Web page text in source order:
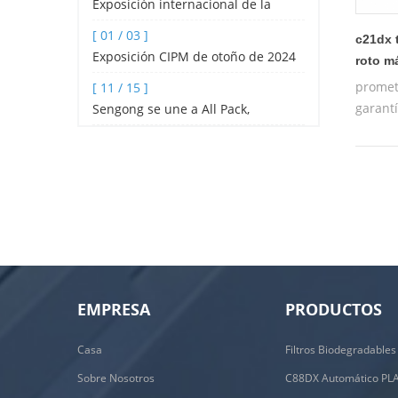
Exposición internacional de la
Shenzhen 2024
[ 01 / 03 ]
Exposición CIPM de otoño de 2024
[ 11 / 15 ]
Sengong se une a All Pack,
c21dx
roto
EMPRESA
Casa
Sobre Nosotros
PRODUCTOS